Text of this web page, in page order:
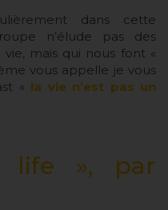
dans cette
n’élude pas des
mais qui nous font «
vous appelle je vous
« la vie n’est pas un
», par